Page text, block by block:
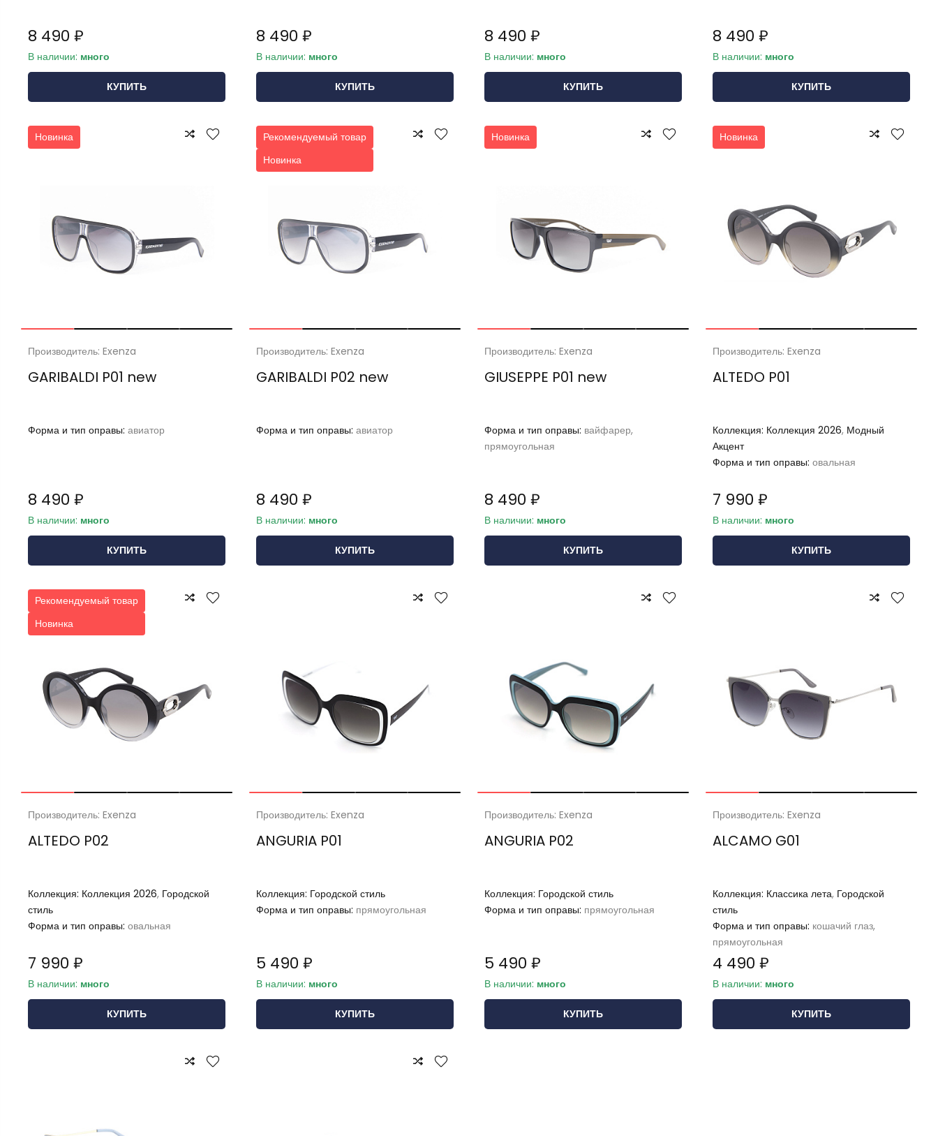
8 490 ₽
В наличии: много
КУПИТЬ
8 490 ₽
В наличии: много
КУПИТЬ
8 490 ₽
В наличии: много
КУПИТЬ
8 490 ₽
В наличии: много
КУПИТЬ
Новинка
Производитель: Exenza
GARIBALDI P01 new
Форма и тип оправы: авиатор
8 490 ₽
В наличии: много
КУПИТЬ
Рекомендуемый товар
Новинка
Производитель: Exenza
GARIBALDI P02 new
Форма и тип оправы: авиатор
8 490 ₽
В наличии: много
КУПИТЬ
Новинка
Производитель: Exenza
GIUSEPPE P01 new
Форма и тип оправы: вайфарер,
прямоугольная
8 490 ₽
В наличии: много
КУПИТЬ
Новинка
Производитель: Exenza
ALTEDO P01
Коллекция: Коллекция 2026, Модный
Акцент
Форма и тип оправы: овальная
7 990 ₽
В наличии: много
КУПИТЬ
Рекомендуемый товар
Новинка
Производитель: Exenza
ALTEDO P02
Коллекция: Коллекция 2026, Городской
стиль
Форма и тип оправы: овальная
7 990 ₽
В наличии: много
КУПИТЬ
Производитель: Exenza
ANGURIA P01
Коллекция: Городской стиль
Форма и тип оправы: прямоугольная
5 490 ₽
В наличии: много
КУПИТЬ
Производитель: Exenza
ANGURIA P02
Коллекция: Городской стиль
Форма и тип оправы: прямоугольная
5 490 ₽
В наличии: много
КУПИТЬ
Производитель: Exenza
ALCAMO G01
Коллекция: Классика лета, Городской
стиль
Форма и тип оправы: кошачий глаз,
прямоугольная
4 490 ₽
В наличии: много
КУПИТЬ